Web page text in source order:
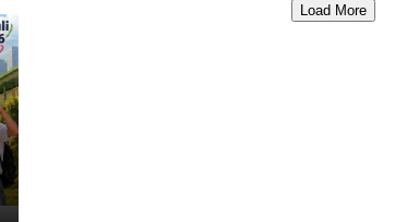
Load More